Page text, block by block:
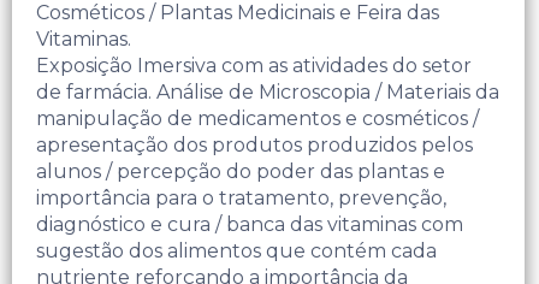
Cosméticos / Plantas Medicinais e Feira das
Vitaminas.
Exposição Imersiva com as atividades do setor
de farmácia. Análise de Microscopia / Materiais da
manipulação de medicamentos e cosméticos /
apresentação dos produtos produzidos pelos
alunos / percepção do poder das plantas e
importância para o tratamento, prevenção,
diagnóstico e cura / banca das vitaminas com
sugestão dos alimentos que contém cada
nutriente reforçando a importância da